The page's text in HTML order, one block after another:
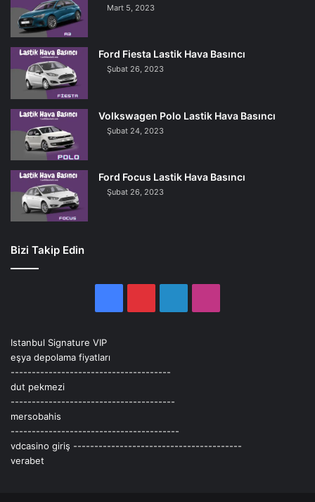
Mart 5, 2023
Ford Fiesta Lastik Hava Basıncı
Şubat 26, 2023
Volkswagen Polo Lastik Hava Basıncı
Şubat 24, 2023
Ford Focus Lastik Hava Basıncı
Şubat 26, 2023
Bizi Takip Edin
Istanbul Signature VIP
eşya depolama fiyatları
--------------------------------------
dut pekmezi
---------------------------------------
mersobahis
----------------------------------------
vdcasino giriş ----------------------------------------
verabet